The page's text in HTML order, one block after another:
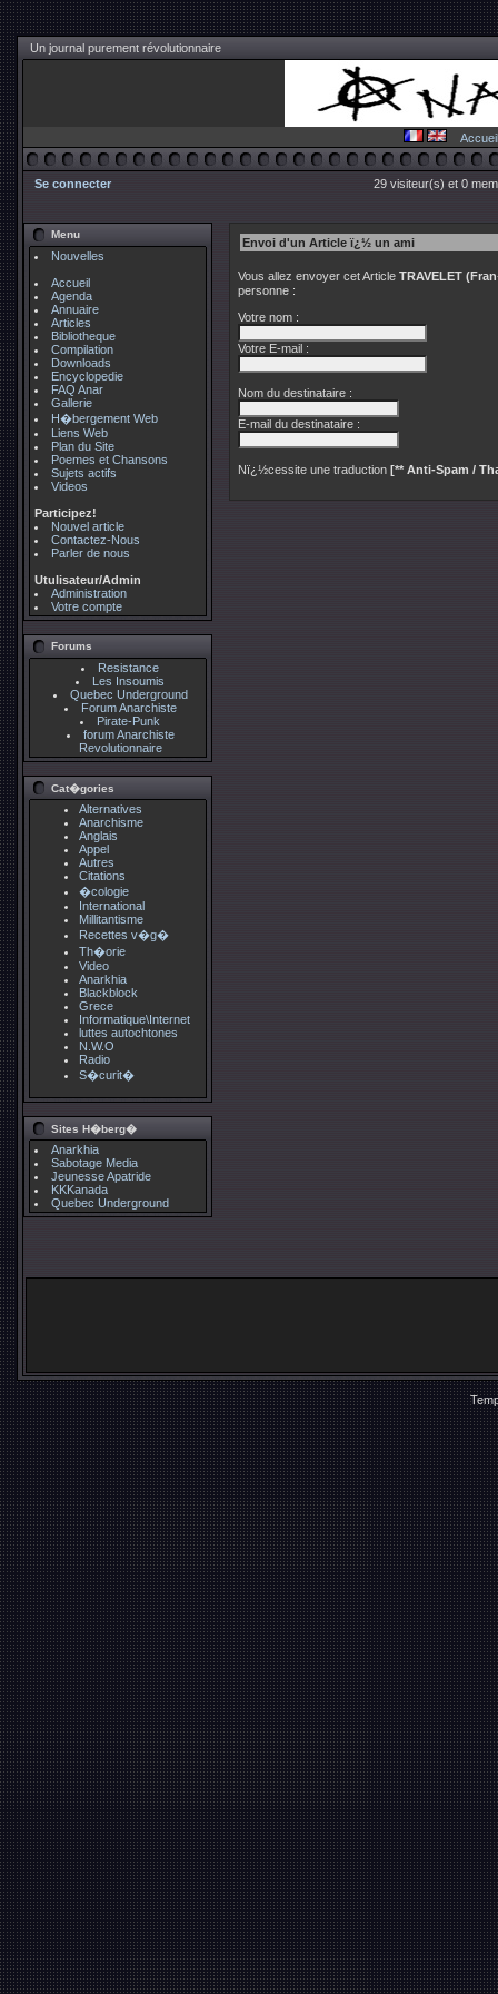
Un journal purement révolutionnaire
Accueil
Se connecter 29 visiteur(s) et 0
Menu
Nouvelles
Accueil
Agenda
Annuaire
Articles
Bibliotheque
Compilation
Downloads
Encyclopedie
FAQ Anar
Gallerie
H�bergement Web
Liens Web
Plan du Site
Poemes et Chansons
Sujets actifs
Videos
Participez!
Nouvel article
Contactez-Nous
Parler de nous
Utulisateur/Admin
Administration
Votre compte
Forums
Resistance
Les Insoumis
Quebec Underground
Forum Anarchiste
Pirate-Punk
forum Anarchiste
Revolutionnaire
Cat�gories
Alternatives
Anarchisme
Anglais
Appel
Autres
Citations
�cologie
International
Millitantisme
Recettes v�g�
Th�orie
Video
Anarkhia
Blackblock
Grece
Informatique\Internet
luttes autochtones
N.W.O
Radio
S�curit�
Sites H�berg�
Anarkhia
Sabotage Media
Jeunesse Apatride
KKKanada
Quebec Underground
Envoi d'un Article ï¿½ un ami
Vous allez envoyer cet Article TRAVELET
personne :
Votre nom :
Votre E-mail :
Nom du destinataire :
E-mail du destinataire :
Nï¿½cessite une traduction [** Anti-Spam /